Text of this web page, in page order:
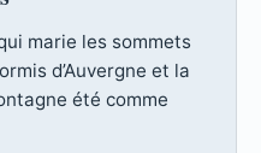
marie les sommets
d’Auvergne et la
été comme